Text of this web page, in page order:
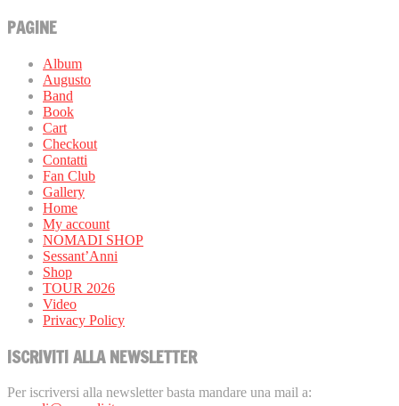
PAGINE
Album
Augusto
Band
Book
Cart
Checkout
Contatti
Fan Club
Gallery
Home
My account
NOMADI SHOP
Sessant’Anni
Shop
TOUR 2026
Video
Privacy Policy
ISCRIVITI ALLA NEWSLETTER
Per iscriversi alla newsletter basta mandare una mail a: